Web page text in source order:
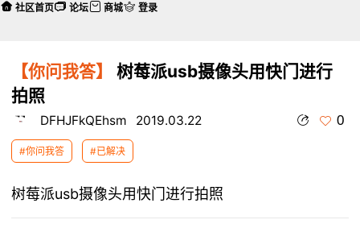
【你问我答】
树莓派usb摄像头用快门进行
拍照
DFHJFkQEhsm 2019.03.22 0
#你问我答 #已解决
树莓派usb摄像头用快门进行拍照
社区首页 论坛 商城 登录